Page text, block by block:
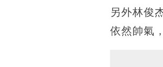
另外林俊
依然帥氣